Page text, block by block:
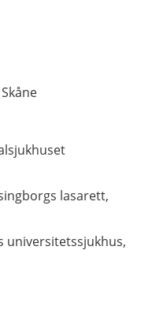
lasarett,
universitetssjukhus,